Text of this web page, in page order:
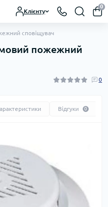
Клієнту
0
сповіщувач
пожежний
0
Відгуки 0